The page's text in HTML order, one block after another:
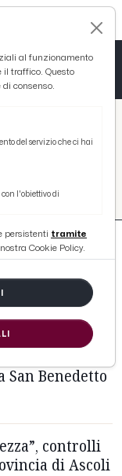
San Benedetto
controlli
di Ascoli
al funzionamento
il traffico. Questo
consenso.
del servizio che ci hai
l'obiettivo di
persistenti tramite
Cookie Policy.